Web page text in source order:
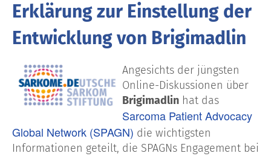
Erklärung zur Einstellung der
Entwicklung von Brigimadlin
Angesichts der jüngsten
Online-Diskussionen über
Brigimadlin hat das
Sarcoma Patient Advocacy
Global Network (SPAGN) die wichtigsten
Informationen geteilt, die SPAGNs Engagement bei